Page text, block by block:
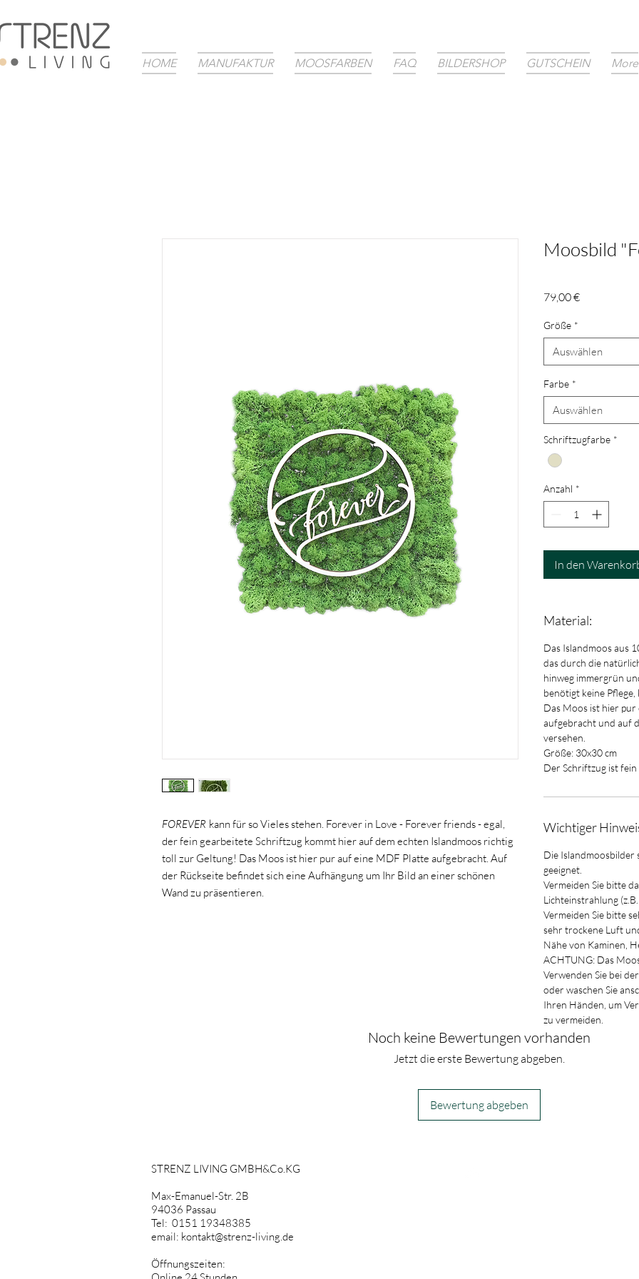
HOME MANUFAKTUR MOOSFARBEN FAQ BILDERSHOP GUTSCHEIN More
FOREVER kann für so Vieles stehen. Forever in Love - Forever friends - egal,
der fein gearbeitete Schriftzug kommt hier auf dem echten Islandmoos richtig
toll zur Geltung! Das Moos ist hier pur auf eine MDF Platte aufgebracht. Auf
der Rückseite befindet sich eine Aufhängung um Ihr Bild an einer schönen
Wand zu präsentieren.
Moosbild
79,00 €Preis
Größe *
Auswählen
Farbe *
Auswählen
Schriftzugfarbe *
Anzahl *
In den
Material:
Das Islandmoos aus
das durch die
hinweg immergrün
benötigt keine Pflege,
Das Moos ist hier
aufgebracht und auf
versehen.
Größe: 30x30 cm
Der Schriftzug ist
Wichtiger
Die
geeignet.
Vermeiden Sie bitte
Lichteinstrahlung
Vermeiden Sie bitte
sehr trockene Luft
Nähe von Kaminen,
ACHTUNG: Das
Verwenden Sie bei
oder waschen Sie
Ihren Händen, um
zu vermeiden.
Noch keine Bewertungen vorhanden
Jetzt die erste Bewertung abgeben.
Bewertung abgeben
STRENZ LIVING GMBH&Co.KG
Max-Emanuel-Str. 2B
94036 Passau
Tel: 0151 19348385
email: kontakt@strenz-living.de
Öffnungszeiten: